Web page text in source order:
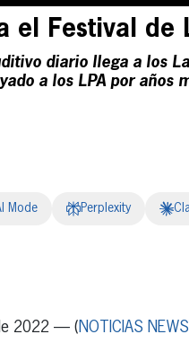
el Festival de
diario llega a los
a los LPA por
Mode Perplexity
2022 — (NOTICIAS